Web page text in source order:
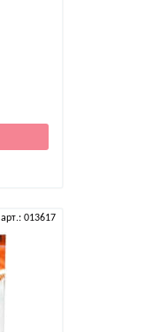
арт.: 013617